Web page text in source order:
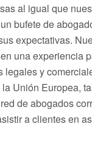
al igual que
bufete de
expectativas.
una experiencia
legales y
Unión Europea,
de abogados
a clientes en